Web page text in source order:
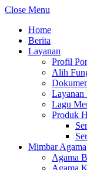
Close Menu
Home
Berita
Layanan
Profil
Alih
Layanan
Lagu
Produk
Mimbar Agama
Agama
Agama